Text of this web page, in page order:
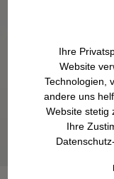
Ihre
Website
Technologien,
andere uns
Website stetig
Ihre